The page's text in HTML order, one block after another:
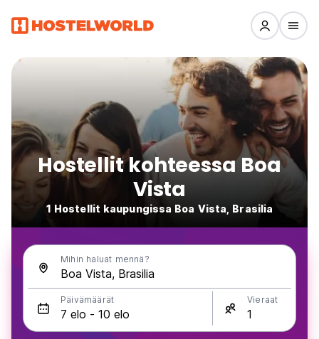
Hostellit kohteessa Boa
Vista
1 Hostellit kaupungissa Boa Vista, Brasilia
Mihin haluat mennä?
Päivämäärät Vieraat